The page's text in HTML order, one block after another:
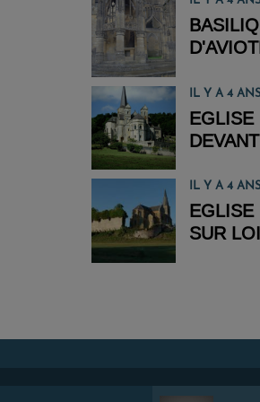
IL Y A 4
EGLISE
IL Y A 4
EGLISE
SUR
RadioKing © 2026 | Site radio